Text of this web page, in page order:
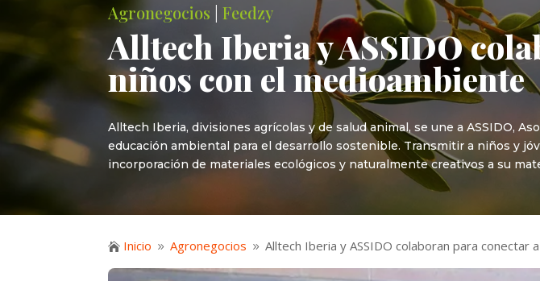
Agronegocios |Feedzy
Alltech Iberia y ASSIDO
niños con el medioambiente
Alltech Iberia, divisiones agrícolas y de salud animal, se une a ASSIDO,
educación ambiental para el desarrollo sostenible. Transmitir a niños y
incorporación de materiales ecológicos y naturalmente creativos a su
 Inicio 9 Agronegocios 9 Alltech Iberia y ASSIDO colaboran para conectar